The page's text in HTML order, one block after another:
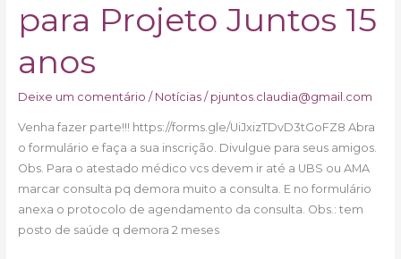
para Projeto Juntos 15
anos
Deixe um comentário / Notícias/ pjuntos.claudia@gmail.com
Venha fazer parte!!! https://forms.gle/UiJxizTDvD3tGoFZ8 Abra
o formulário e faça a sua inscrição. Divulgue para seus amigos.
Obs. Para o atestado médico vcs devem ir até a UBS ou AMA
marcar consulta pq demora muito a consulta. E no formulário
anexa o protocolo de agendamento da consulta. Obs.: tem
posto de saúde q demora 2 meses
Projeto
15
anos